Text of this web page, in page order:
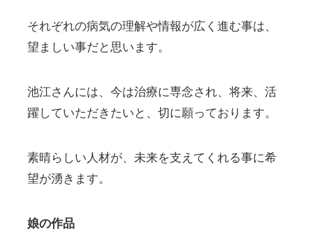
それぞれの病気の理解や情報が広く進む事は、
望ましい事だと思います。
池江さんには、今は治療に専念され、将来、活
躍していただきたいと、切に願っております。
素晴らしい人材が、未来を支えてくれる事に希
望が湧きます。
娘の作品